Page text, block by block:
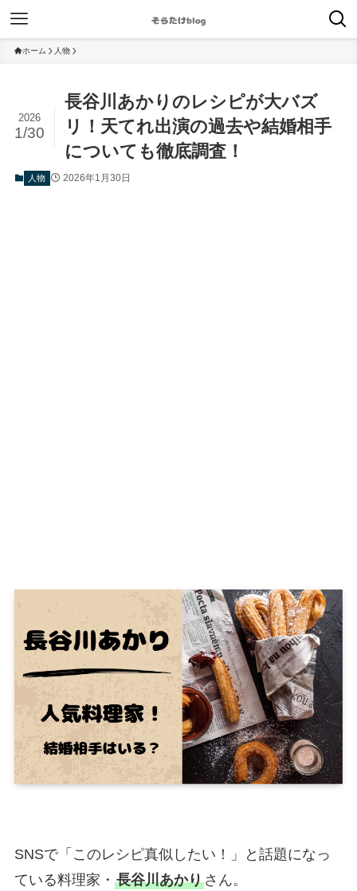
ホーム 人物
長谷川あかりのレシピが大バズ
リ！天てれ出演の過去や結婚相手
についても徹底調査！
2026
1/30
人物 2026年1月30日
SNSで「このレシピ真似したい！」と話題になっ
ている料理家・ 長谷川あかりさん。